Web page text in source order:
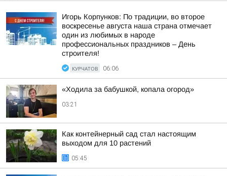
Игорь Корпунков: По традиции, во второе
воскресенье августа наша страна отмечает
один из любимых в народе
профессиональных праздников – День
строителя!
КУРЧАТОВ 06:06
«Ходила за бабушкой, копала огород»
03:21
Как контейнерный сад стал настоящим
выходом для 10 растений
05:45